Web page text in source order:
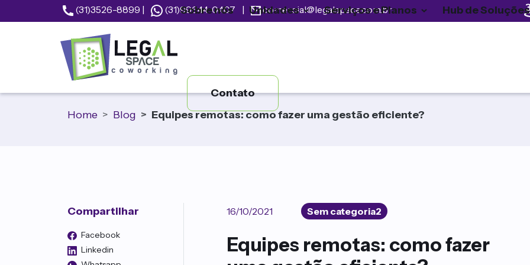
(31)3526-8899 | (31)99644-0407 | comercial@legalspace.com.br
Sobre nós Unidades Serviços e Planos Hub de Soluções
Contato
Home Blog Equipes remotas: como fazer uma gestão eficiente?
Compartilhar
Facebook
Linkedin
16/10/2021 Sem categoria2
Equipes remotas: como fazer